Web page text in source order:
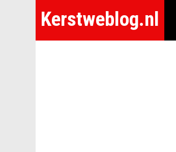
Kerstweblog.nl